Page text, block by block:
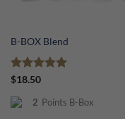
B-BOX Blend
Note5
$18.50
2 Points B-Box